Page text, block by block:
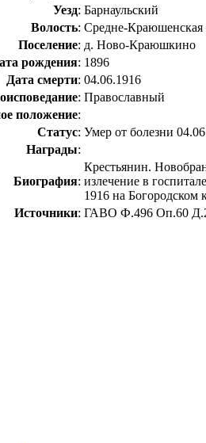
Уезд: Барнаульский
Волость: Средне-Краюшенская
Поселение: д. Ново-Краюшкино
рождения: 1896
Дата смерти: 04.06.1916
: Православный
положение:
Статус: Умер от болезни
Награды:
Биография:
Крестьянин.
излечение в
1916 на Богородском
Источники: ГАВО Ф.496 Оп.60